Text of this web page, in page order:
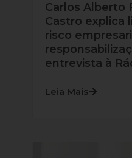
Carlos Alberto
Castro explica
risco
entrevista à
Leia Mais